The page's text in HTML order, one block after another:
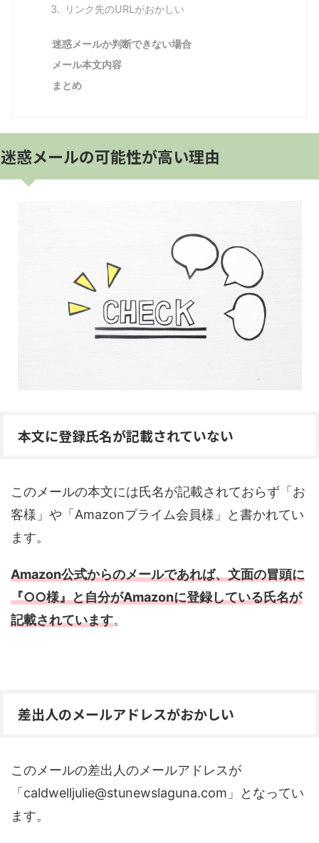
リンク先のURLがおかしい
迷惑メールか判断できない場合
メール本文内容
まとめ
迷惑メールの可能性が高い理由
本文に登録氏名が記載されていない
このメールの本文には氏名が記載されておらず「お
客様」や「Amazonプライム会員様」と書かれてい
ます。
Amazon公式からのメールであれば、文面の冒頭に
『○○様』と自分がAmazonに登録している氏名が
記載されています。
差出人のメールアドレスがおかしい
このメールの差出人のメールアドレスが
「caldwelljulie@stunewslaguna.com」となってい
ます。